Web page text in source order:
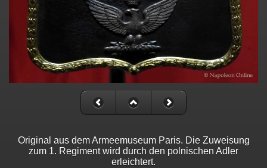
Original aus dem Armeemuseum Paris. Die Zuweisung
zum 1. Regiment wird durch den polnischen Adler
erleichtert.